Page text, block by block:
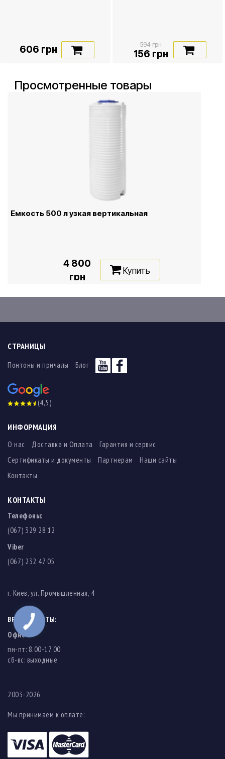
606 грн 156 грн
594 грн
Просмотренные товары
Емкость 500 л узкая вертикальная
4 800
грн
Купить
СТРАНИЦЫ
Понтоны и причалы Блог
(4,5)
ИНФОРМАЦИЯ
О нас Доставка и Оплата
Гарантия и сервис
Сертификаты и документы
Партнерам
Наши сайты
Контакты
КОНТАКТЫ
Телефоны:
(067) 329 28 12
Viber
(067) 232 47 05
г. Киев, ул. Промышленная, 4
ВРЕМЯ РАБОТЫ:
Офис
пн-пт: 8.00-17.00
cб-вс: выходные
2003-2026
Мы принимаем к оплате: